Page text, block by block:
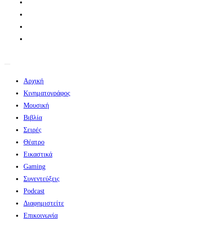
Αρχική
Κινηματογράφος
Μουσική
Βιβλία
Σειρές
Θέατρο
Εικαστικά
Gaming
Συνεντεύξεις
Podcast
Διαφημιστείτε
Επικοινωνία